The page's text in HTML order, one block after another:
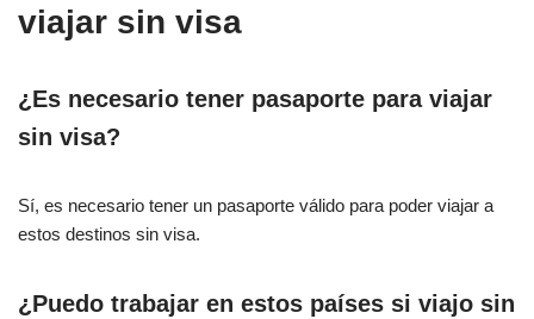
viajar sin visa
¿Es necesario tener pasaporte para viajar
sin visa?
Sí, es necesario tener un pasaporte válido para poder viajar a
estos destinos sin visa.
¿Puedo trabajar en estos países si viajo sin